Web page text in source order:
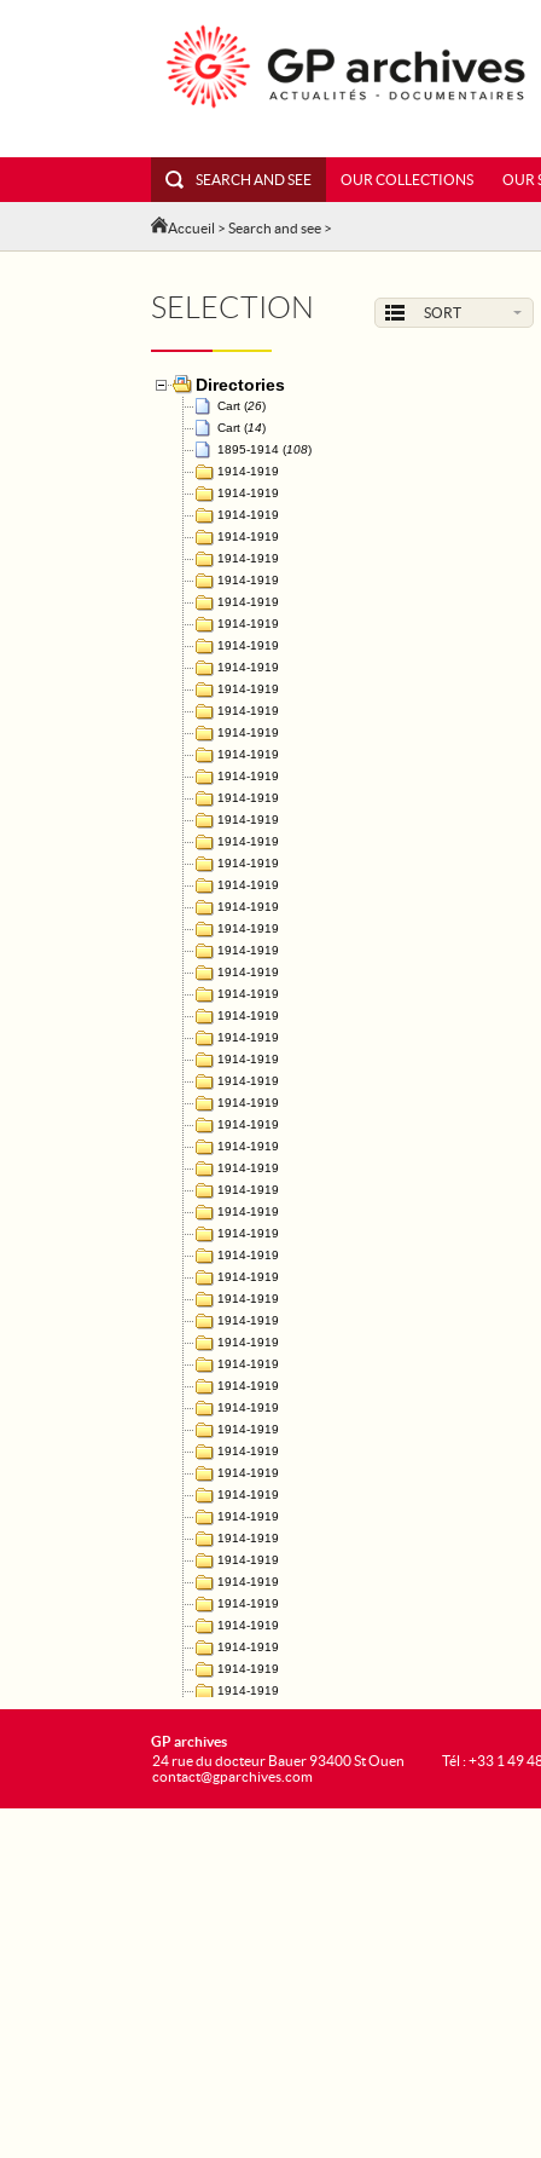
SEARCH AND SEE OUR COLLECTIONS OUR
Accueil > Search and see >
SELECTION SORT
GP archives
24 rue du docteur Bauer 93400 St Ouen
contact@gparchives.com
Tél : +33 1 49